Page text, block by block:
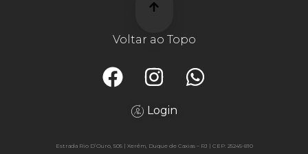
Login
Voltar ao Topo
Estrada Rio D’Ouro, 505 | Xerém, Duque de Caxias – RJ | CEP: 25245-810